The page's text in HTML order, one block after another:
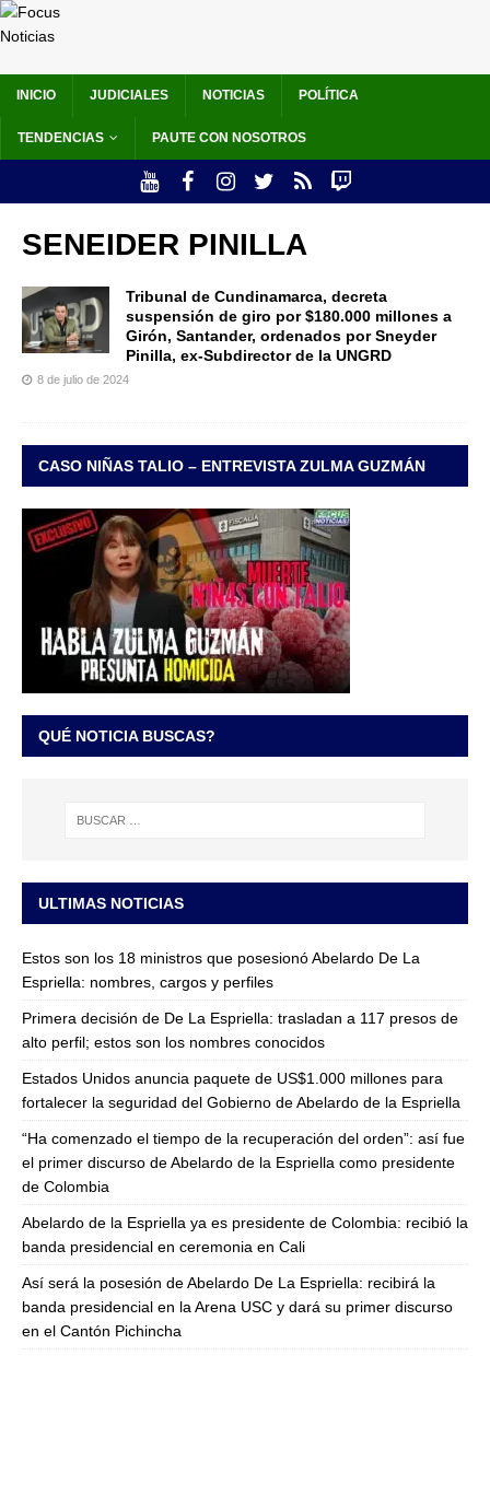
INICIO JUDICIALES NOTICIAS POLÍTICA
TENDENCIAS PAUTE CON NOSOTROS
SENEIDER PINILLA
Tribunal de Cundinamarca, decreta
suspensión de giro por $180.000 millones a
Girón, Santander, ordenados por Sneyder
Pinilla, ex-Subdirector de la UNGRD
8 de julio de 2024
CASO NIÑAS TALIO – ENTREVISTA ZULMA GUZMÁN
QUÉ NOTICIA BUSCAS?
ULTIMAS NOTICIAS
Estos son los 18 ministros que posesionó Abelardo De La
Espriella: nombres, cargos y perfiles
Primera decisión de De La Espriella: trasladan a 117 presos de
alto perfil; estos son los nombres conocidos
Estados Unidos anuncia paquete de US$1.000 millones para
fortalecer la seguridad del Gobierno de Abelardo de la Espriella
“Ha comenzado el tiempo de la recuperación del orden”: así fue
el primer discurso de Abelardo de la Espriella como presidente
de Colombia
Abelardo de la Espriella ya es presidente de Colombia: recibió la
banda presidencial en ceremonia en Cali
Así será la posesión de Abelardo De La Espriella: recibirá la
banda presidencial en la Arena USC y dará su primer discurso
en el Cantón Pichincha